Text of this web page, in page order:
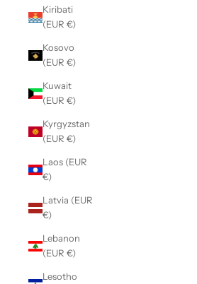
Kiribati
(EUR €)
Kosovo
(EUR €)
Kuwait
(EUR €)
Kyrgyzstan
(EUR €)
Laos (EUR
€)
Latvia (EUR
€)
Lebanon
(EUR €)
Lesotho